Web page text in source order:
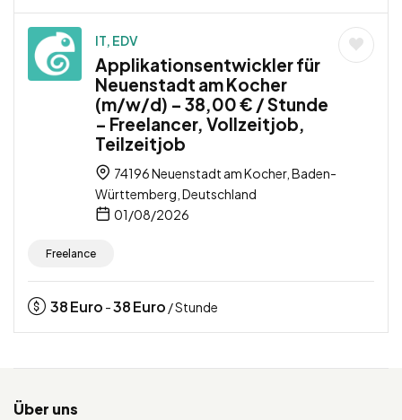
IT, EDV
Applikationsentwickler für
Neuenstadt am Kocher
(m/w/d) – 38,00 € / Stunde
– Freelancer, Vollzeitjob,
Teilzeitjob
74196 Neuenstadt am Kocher, Baden-
Württemberg, Deutschland
01/08/2026
Freelance
38Euro -38Euro / Stunde
Über uns